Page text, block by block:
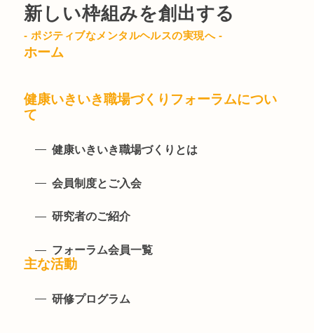
新しい枠組みを創出する
- ポジティブなメンタルヘルスの実現へ -
ホーム
健康いきいき職場づくりフォーラムについ
て
健康いきいき職場づくりとは
会員制度とご入会
研究者のご紹介
フォーラム会員一覧
主な活動
研修プログラム